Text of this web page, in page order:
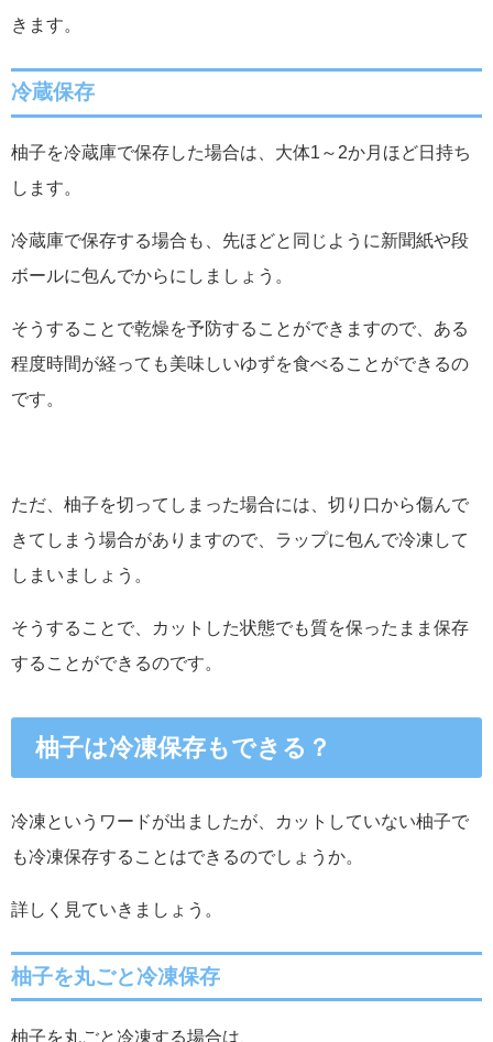
きます。
冷蔵保存
柚子を冷蔵庫で保存した場合は、大体1～2か月ほど日持ち
します。
冷蔵庫で保存する場合も、先ほどと同じように新聞紙や段
ボールに包んでからにしましょう。
そうすることで乾燥を予防することができますので、ある
程度時間が経っても美味しいゆずを食べることができるの
です。
ただ、柚子を切ってしまった場合には、切り口から傷んで
きてしまう場合がありますので、ラップに包んで冷凍して
しまいましょう。
そうすることで、カットした状態でも質を保ったまま保存
することができるのです。
柚子は冷凍保存もできる？
冷凍というワードが出ましたが、カットしていない柚子で
も冷凍保存することはできるのでしょうか。
詳しく見ていきましょう。
柚子を丸ごと冷凍保存
柚子を丸ごと冷凍する場合は、